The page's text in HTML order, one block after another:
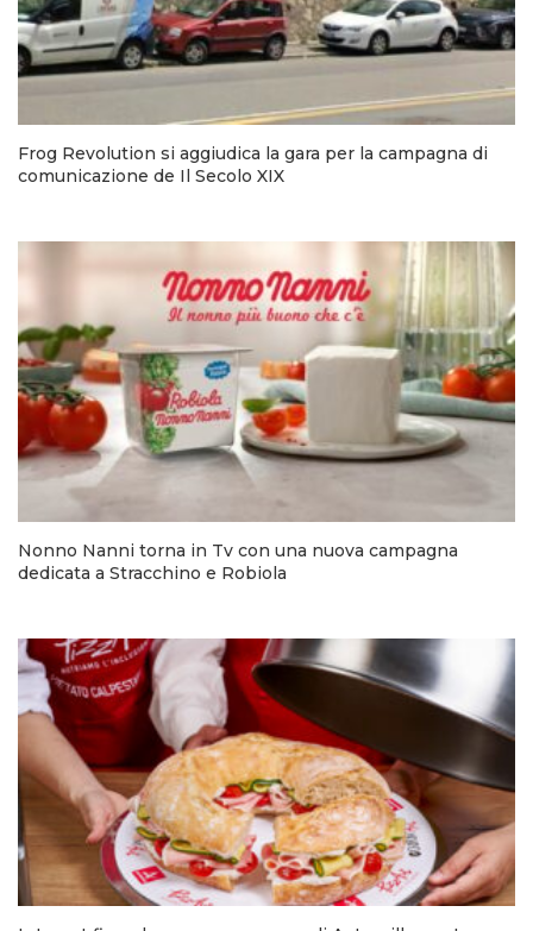
Frog Revolution si aggiudica la gara per la campagna di
comunicazione de Il Secolo XIX
Nonno Nanni torna in Tv con una nuova campagna
dedicata a Stracchino e Robiola